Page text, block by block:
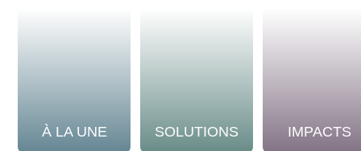
À LA UNE SOLUTIONS IMPACTS